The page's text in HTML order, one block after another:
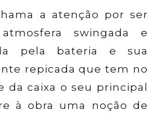
a atenção por ser
swingada e
pela bateria e sua
repicada que tem no
da caixa o seu principal
à obra uma noção de